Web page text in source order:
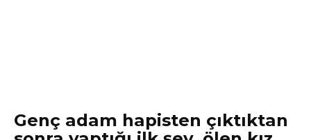
Genç adam hapisten çıktıktan